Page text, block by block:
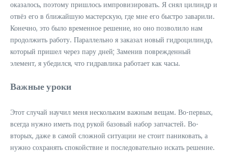
оказалось, поэтому пришлось импровизировать. Я снял цилиндр и
отвёз его в ближайшую мастерскую, где мне его быстро заварили.
Конечно, это было временное решение, но оно позволило нам
продолжить работу. Параллельно я заказал новый гидроцилиндр,
который пришел через пару дней; Заменив поврежденный
элемент, я убедился, что гидравлика работает как часы.
Важные уроки
Этот случай научил меня нескольким важным вещам. Во-первых,
всегда нужно иметь под рукой базовый набор запчастей. Во-
вторых, даже в самой сложной ситуации не стоит паниковать, а
нужно сохранять спокойствие и последовательно искать решение.